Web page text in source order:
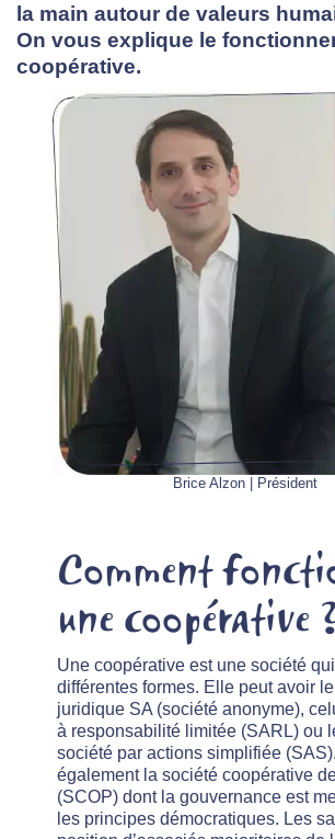
la main autour de valeurs
On vous explique le
coopérative.
Brice Alzon | Président
Comment
une coopérative
Une coopérative est une société
différentes formes. Elle peut avoir
juridique SA (société anonyme),
à responsabilité limitée (SARL) ou
société par actions simplifiée
également la société coopérative
(SCOP) dont la gouvernance est
les principes démocratiques. Les